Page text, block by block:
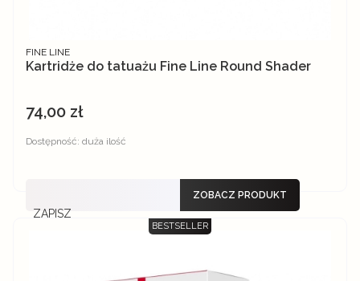
Kartridże do tatuażu Fine Line Round Shader
PRODUCENT
FINE LINE
Cena
74,00 zł
Dostępność: duża ilość
ZAPISZ
ZOBACZ PRODUKT
BESTSELLER